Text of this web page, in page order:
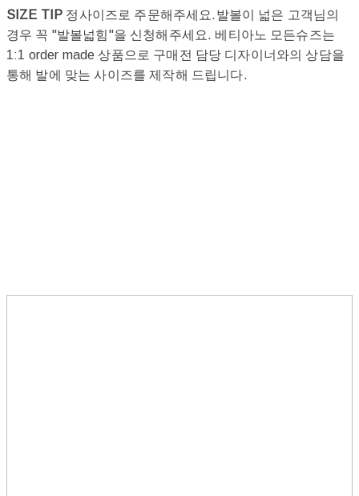
SIZE TIP 정사이즈로 주문해주세요.발볼이 넓은 고객님의
경우 꼭 "발볼넓힘"을 신청해주세요. 베티아노 모든슈즈는
1:1 order made 상품으로 구매전 담당 디자이너와의 상담을
통해 발에 맞는 사이즈를 제작해 드립니다.